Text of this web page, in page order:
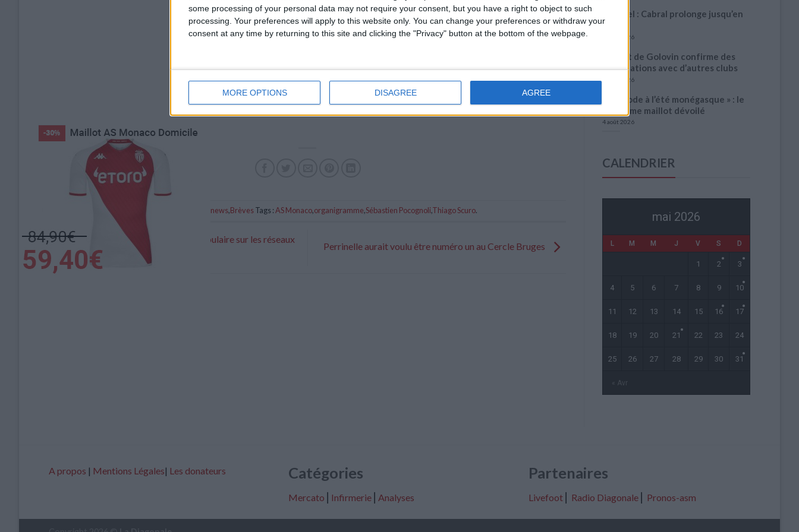
some processing of your personal data may not require your consent, but you have a right to object to such
processing. Your preferences will apply to this website only. You can change your preferences or withdraw your
consent at any time by returning to this site and clicking the "Privacy" button at the bottom of the webpage.
MORE OPTIONS DISAGREE AGREE
Breakings news,BrèvesTags :AS Monaco,organigramme,Sébastien Pocognoli,Thiago Scuro.
Monaco, deuxième club le plus populaire sur les réseaux
sociaux en France
Perrinelle aurait voulu être numéro un au Cercle Bruges
Officiel : Cabral prolonge jusqu’en
2031
5 août 2026
L’agent de Golovin confirme des
négociations avec d’autres clubs
4 août 2026
« Une ode à l’été monégasque » : le
troisième maillot dévoilé
4 août 2026
CALENDRIER
mai 2026
L M M J V S D
« Avr
1 2 3
4 5 6 7 8 9 10
11 12 13 14 15 16 17
18 19 20 21 22 23 24
25 26 27 28 29 30 31
A propos | Mentions Légales| Les donateurs Catégories
Mercato Infirmerie Analyses
Partenaires
Livefoot⎢ Radio Diagonale⎢ Pronos-asm